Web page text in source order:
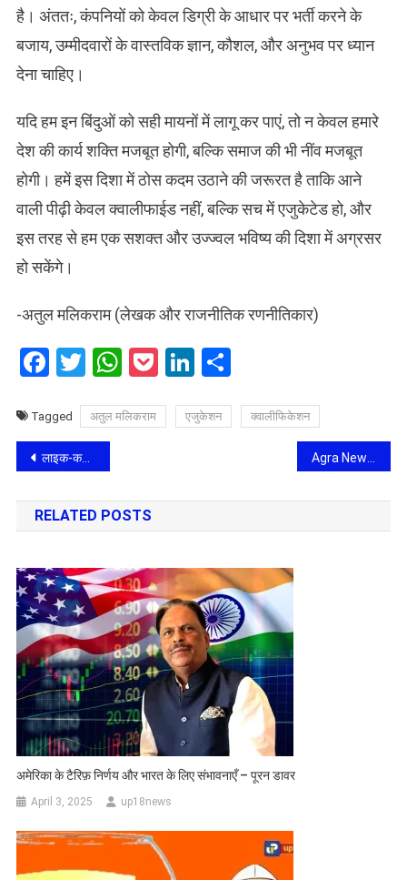
है। अंततः, कंपनियों को केवल डिग्री के आधार पर भर्ती करने के
बजाय, उम्मीदवारों के वास्तविक ज्ञान, कौशल, और अनुभव पर ध्यान
देना चाहिए।
यदि हम इन बिंदुओं को सही मायनों में लागू कर पाएं, तो न केवल हमारे
देश की कार्य शक्ति मजबूत होगी, बल्कि समाज की भी नींव मजबूत
होगी। हमें इस दिशा में ठोस कदम उठाने की जरूरत है ताकि आने
वाली पीढ़ी केवल क्वालीफाईड नहीं, बल्कि सच में एजुकेटेड हो, और
इस तरह से हम एक सशक्त और उज्ज्वल भविष्य की दिशा में अग्रसर
हो सकेंगे।
-अतुल मलिकराम (लेखक और राजनीतिक रणनीतिकार)
Facebook
Twitter
WhatsApp
PocketLinkedIn
Tagged अतुल मलिकराम एजुकेशन क्वालीफिकेशन
Post
navigation
लाइक-कमेंट के चक्कर में मौत की रील: बच्चों के साथ-साथ उनके अभिभावकों की भी काउंसिलिंग की जरूरत Agra News: राजस्व अभिलेखों में छेड़छाड़ कर असली मालिकों को ज़मीन से बेदख़ल करने की जा रही है कोसिश
RELATED POSTS
अमेरिका के टैरिफ़ निर्णय और भारत के लिए संभावनाएँ – पूरन डावर
April 3, 2025 up18news